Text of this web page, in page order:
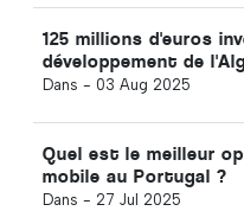
125 millions d'euros
développement de
Dans - 03 Aug 2025
Quel est le meilleur
mobile au Portugal ?
Dans - 27 Jul 2025